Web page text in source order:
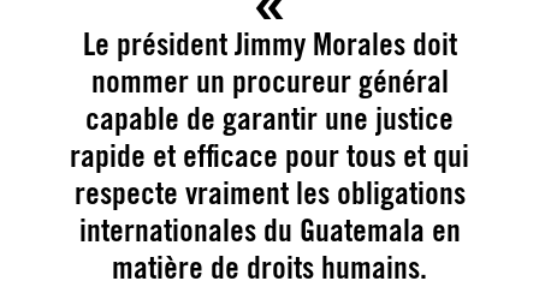
Le président Jimmy Morales doit
nommer un procureur général
capable de garantir une justice
rapide et efficace pour tous et qui
respecte vraiment les obligations
internationales du Guatemala en
matière de droits humains.